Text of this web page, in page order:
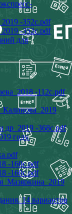
-352с.pdf
-352с.pdf
для
-112с.pdf
др_2019 -368с.pdf
году.
-160с.pdf
-160с.pdf
14 вариантов